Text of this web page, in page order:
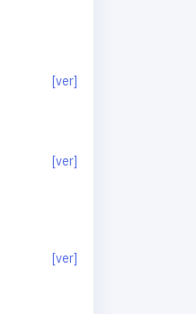
[ver]
[ver]
[ver]